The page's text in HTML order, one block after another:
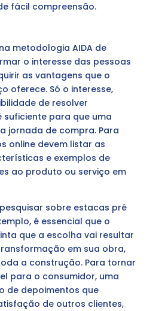
fácil compreensão.
metodologia AIDA de
o interesse das pessoas
as vantagens que o
oferece. Só o interesse,
de resolver
suficiente para que uma
jornada de compra. Para
online devem listar as
e exemplos de
ao produto ou serviço em
sobre estacas pré
é essencial que o
que a escolha vai resultar
em sua obra,
a construção. Para tornar
para o consumidor, uma
de depoimentos que
de outros clientes,